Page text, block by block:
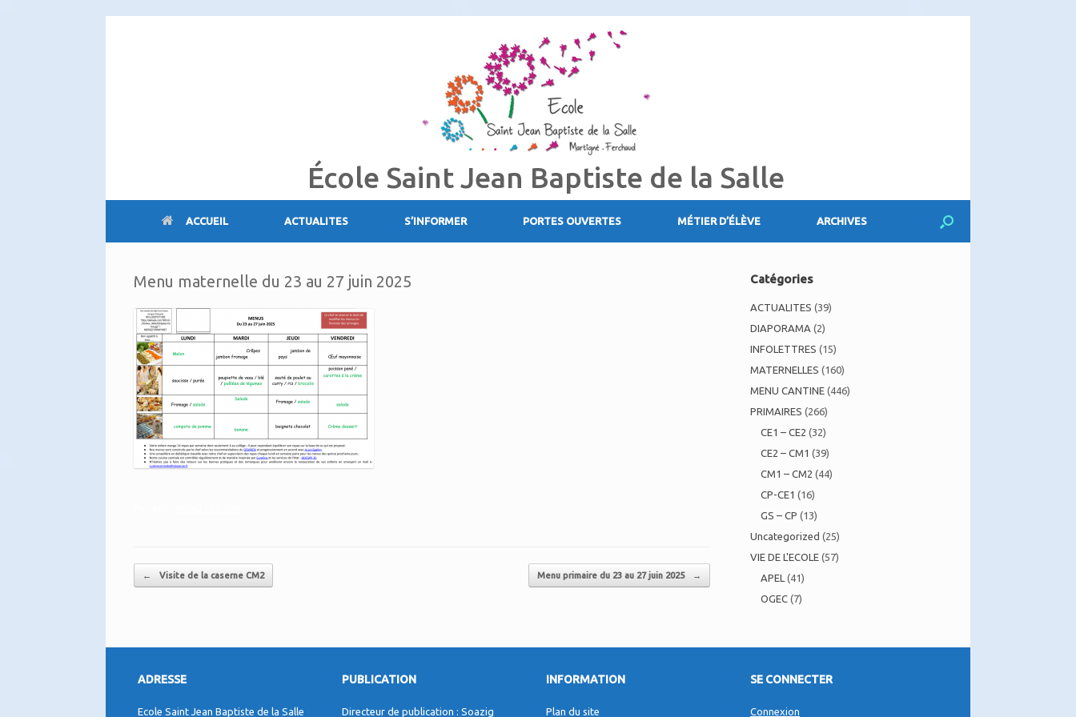
École Saint Jean Baptiste de la Salle
ACCUEIL ACTUALITES S’INFORMER PORTES OUVERTES MÉTIER D’ÉLÈVE ARCHIVES
Menu maternelle du 23 au 27 juin 2025
Post navigation
← Visite de la caserne CM2 Menu primaire du 23 au 27 juin 2025 →
Catégories
ACTUALITES (39)
DIAPORAMA (2)
INFOLETTRES (15)
MATERNELLES (160)
MENU CANTINE (446)
PRIMAIRES (266)
CE1 – CE2 (32)
CE2 – CM1 (39)
CM1 – CM2 (44)
CP-CE1 (16)
GS – CP (13)
Uncategorized (25)
VIE DE L'ECOLE (57)
APEL (41)
OGEC (7)
ADRESSE
Ecole Saint Jean Baptiste de la Salle
PUBLICATION
Directeur de publication : Soazig
INFORMATION
Plan du site
SE CONNECTER
Connexion